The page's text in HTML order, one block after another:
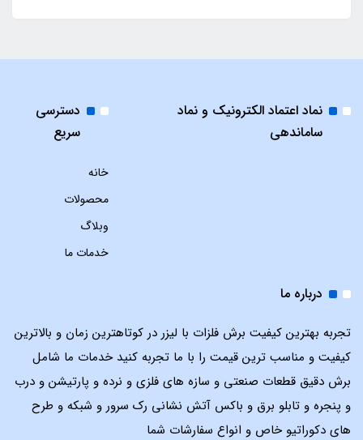
نماد اعتماد الکترونیک و نماد
ساماندهی
دسترسی
سریع
خانه
محصولات
وبلاگ
خدمات ما
درباره ما
تجربه بهترین کیفیت برش فلزات با لیزر در کوتاهترین زمان و بالاترین
کیفیت و مناسب ترین قیمت را با ما تجربه کنید خدمات ما شامل
برش دقیق قطعات صنعتی و سازه های فلزی و نرده و پارتیشن و درب
و پنجره و تابلو برق و باکس آتش نشانی رک سرور و شبکه و طرح
های دکوراتیو خاص و انواع سفارشات شما